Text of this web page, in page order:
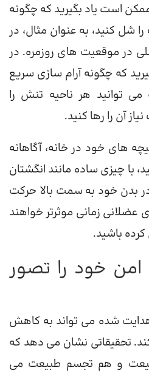
است یاد بگیرید که چگونه
شل کنید، به عنوان مثال، در
در موقعیت های روزمره. در
که چگونه آرام سازی سریع
می توانید هر ناحیه تنش را
آن را رها کنید.
های خود در خانه، آگاهانه
با چیزی ساده مانند انگشتان
بدن خود به سمت بالا حرکت
عضلانی زمانی موثرتر خواهند
کرده باشید.
امن خود را تصور
شده می تواند به کاهش
تحقیقاتی نشان می دهد که
و هم تجسم طبیعت می